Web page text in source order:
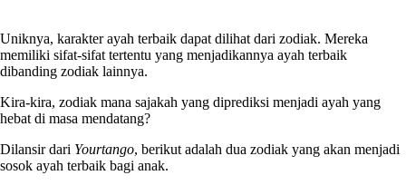
Uniknya, karakter ayah terbaik dapat dilihat dari zodiak. Mereka
memiliki sifat-sifat tertentu yang menjadikannya ayah terbaik
dibanding zodiak lainnya.
Kira-kira, zodiak mana sajakah yang diprediksi menjadi ayah yang
hebat di masa mendatang?
Dilansir dari Yourtango, berikut adalah dua zodiak yang akan menjadi
sosok ayah terbaik bagi anak.